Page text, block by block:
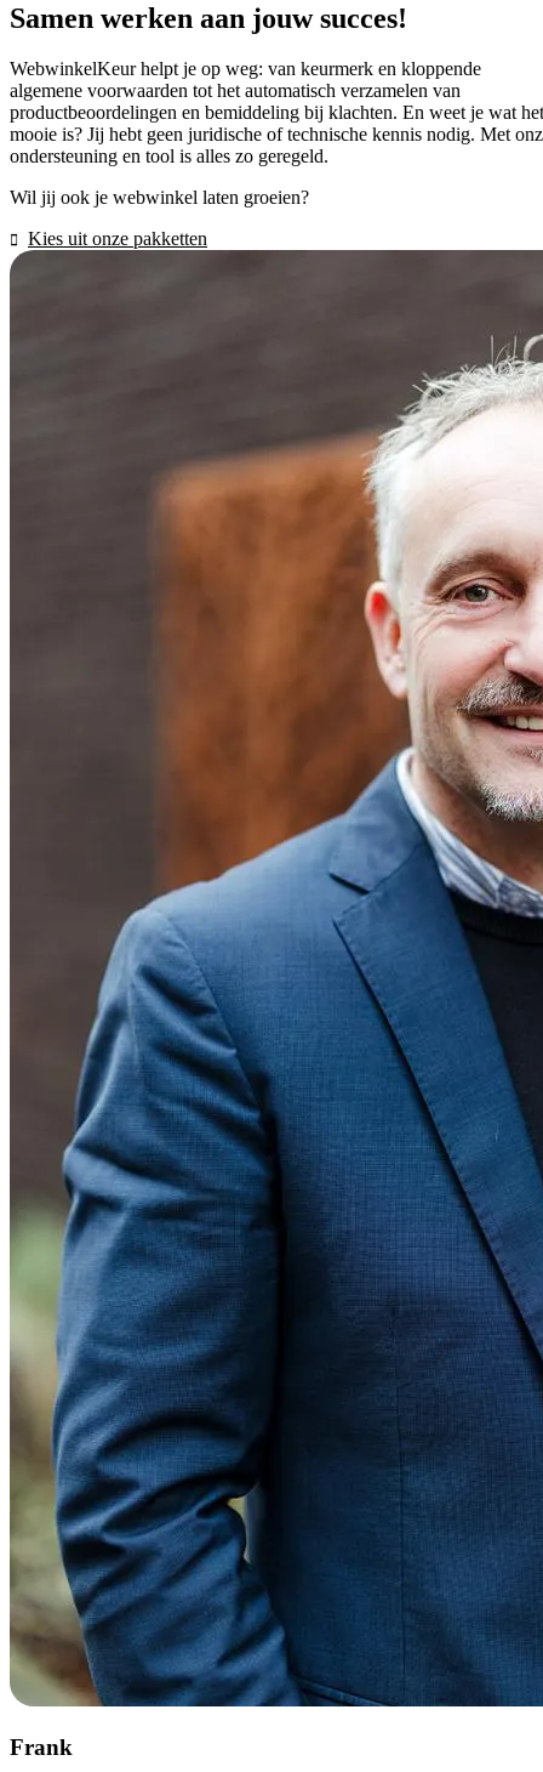
Samen werken aan jouw succes!
WebwinkelKeur helpt je op weg: van keurmerk en kloppende
algemene voorwaarden tot het automatisch verzamelen van
productbeoordelingen en bemiddeling bij klachten. En weet je wat het
mooie is? Jij hebt geen juridische of technische kennis nodig. Met
ondersteuning en tool is alles zo geregeld.
Wil jij ook je webwinkel laten groeien?
Kies uit onze pakketten
Frank